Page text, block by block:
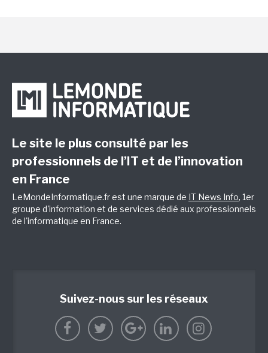
Le site le plus consulté par les
professionnels de l’IT et de l’innovation
en France
LeMondeInformatique.fr est une marque de IT News Info, 1er
groupe d'information et de services dédié aux professionnels
de l'informatique en France.
Suivez-nous sur les réseaux